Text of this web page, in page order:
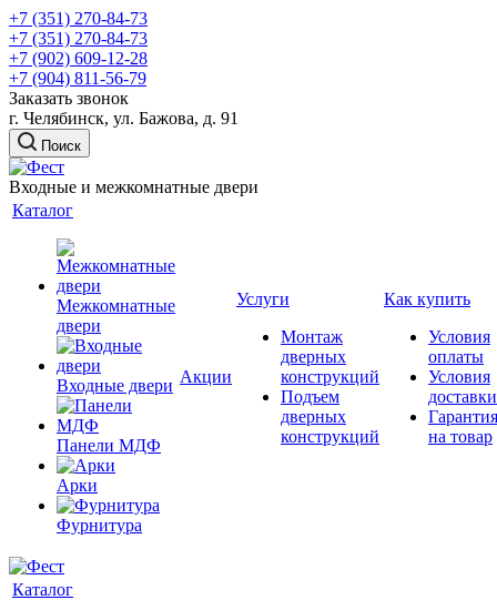
+7 (351) 270-84-73
+7 (351) 270-84-73
+7 (902) 609-12-28
+7 (904) 811-56-79
Заказать звонок
г. Челябинск, ул. Бажова, д. 91
Поиск
Входные и межкомнатные двери
Каталог
Межкомнатные
двери
Входные двери
Панели МДФ
Арки
Фурнитура
Акции
Услуги
Монтаж
дверных
конструкций
Подъем
дверных
конструкций
Как купить
Условия
оплаты
Условия
доставки
Гарантия
на товар
Каталог